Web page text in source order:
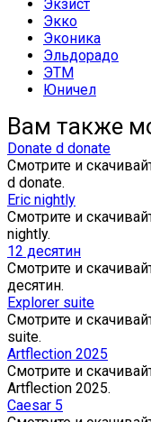
Экзист
Экко
Эконика
Эльдорадо
ЭТМ
Юничел
Вам также
Donate d donate
Смотрите и
d donate.
Eric nightly
Смотрите и
nightly.
12 десятин
Смотрите и
десятин.
Explorer suite
Смотрите и
suite.
Artflection 2025
Смотрите и
Artflection 2025.
Caesar 5